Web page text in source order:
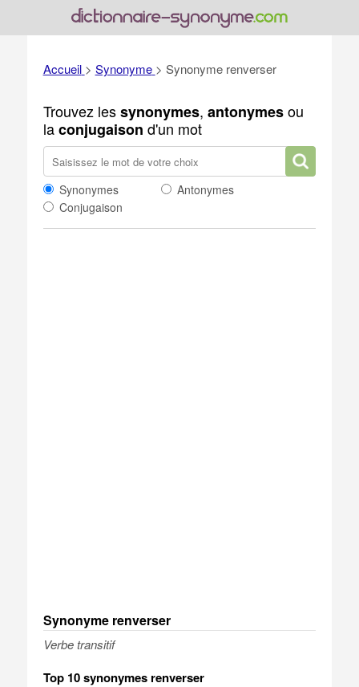
Accueil > Synonyme > Synonyme renverser
Trouvez lessynonymes, antonymesou
laconjugaison d'un mot
Synonymes
Antonymes
Conjugaison
Synonyme renverser
Verbe transitif
Top 10 synonymes renverser